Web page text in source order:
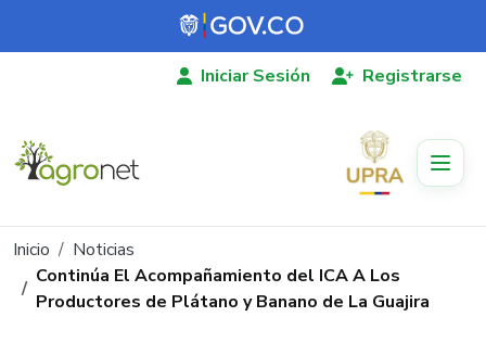
Pasar al contenido principal
Iniciar Sesión Registrarse
Ruta de navegación
Inicio
Noticias
Continúa El Acompañamiento del ICA A Los
Productores de Plátano y Banano de La Guajira